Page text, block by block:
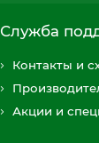
Служба
Контакты и
Акции и